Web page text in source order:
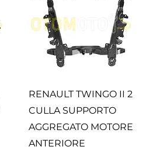
Vista rapida
RENAULT TWINGO II 2
CULLA SUPPORTO
AGGREGATO MOTORE
ANTERIORE